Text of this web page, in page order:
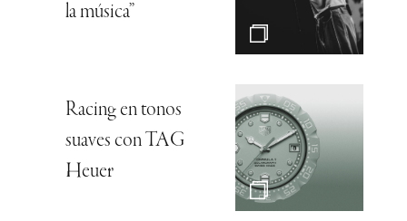
la música”
Racing en tonos
suaves con TAG
Heuer